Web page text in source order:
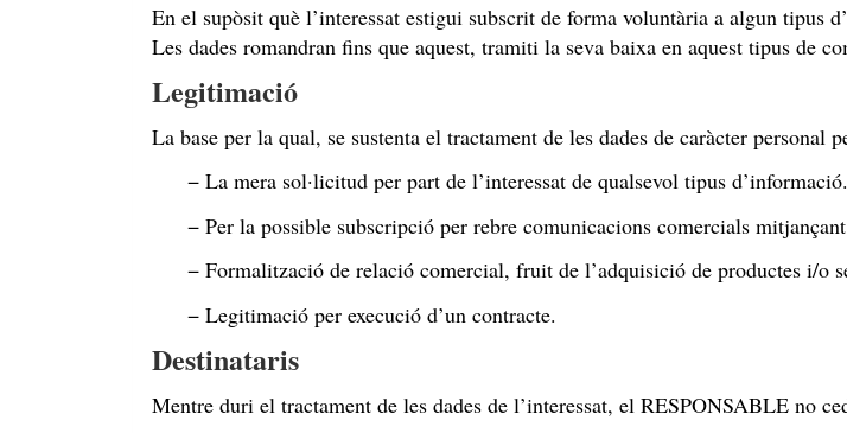
En el supòsit què l’interessat estigui subscrit de forma voluntària a algun tipus
Les dades romandran fins que aquest, tramiti la seva baixa en aquest tipus de
Legitimació
La base per la qual, se sustenta el tractament de les dades de caràcter personal
− La mera sol·licitud per part de l’interessat de qualsevol tipus d’informació.
− Per la possible subscripció per rebre comunicacions comercials
− Formalització de relació comercial, fruit de l’adquisició de productes i/o
− Legitimació per execució d’un contracte.
Destinataris
Mentre duri el tractament de les dades de l’interessat, el RESPONSABLE no